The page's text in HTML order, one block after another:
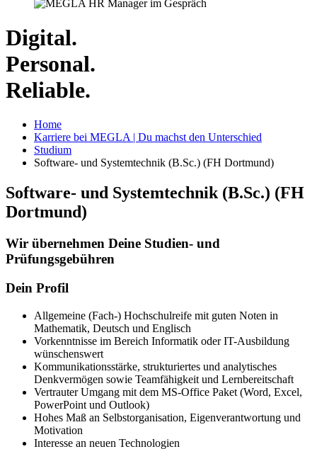
Digital.
Personal.
Reliable.
Home
Karriere bei MEGLA | Du machst den Unterschied
Studium
Software- und Systemtechnik (B.Sc.) (FH Dortmund)
Software- und Systemtechnik (B.Sc.) (FH
Dortmund)
Wir übernehmen Deine Studien- und
Prüfungsgebühren
Dein Profil
Allgemeine (Fach-) Hochschulreife mit guten Noten in
Mathematik, Deutsch und Englisch
Vorkenntnisse im Bereich Informatik oder IT-Ausbildung
wünschenswert
Kommunikationsstärke, strukturiertes und analytisches
Denkvermögen sowie Teamfähigkeit und Lernbereitschaft
Vertrauter Umgang mit dem MS-Office Paket (Word, Excel,
PowerPoint und Outlook)
Hohes Maß an Selbstorganisation, Eigenverantwortung und
Motivation
Interesse an neuen Technologien